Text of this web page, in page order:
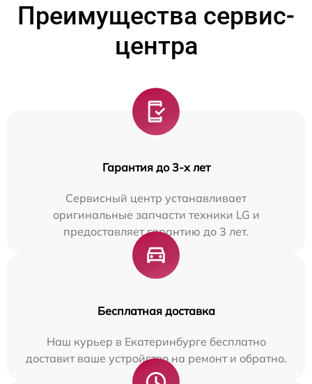
Преимущества сервис-
центра
Гарантия до 3-х лет
Сервисный центр устанавливает
оригинальные запчасти техники LG и
предоставляет гарантию до 3 лет.
Бесплатная доставка
Наш курьер в Екатеринбурге бесплатно
доставит ваше устройство на ремонт и обратно.